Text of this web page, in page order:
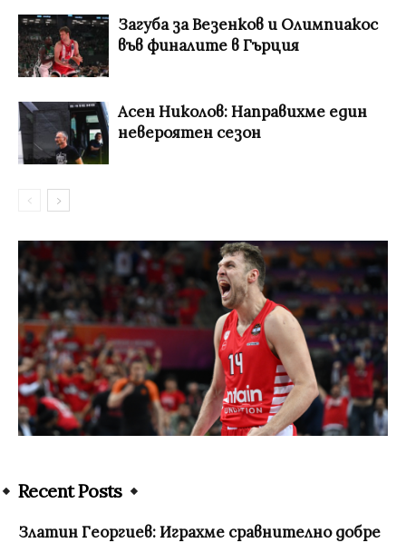
Загуба за Везенков и Олимпиакос
във финалите в Гърция
Асен Николов: Направихме един
невероятен сезон
Recent Posts
Златин Георгиев: Играхме сравнително добре